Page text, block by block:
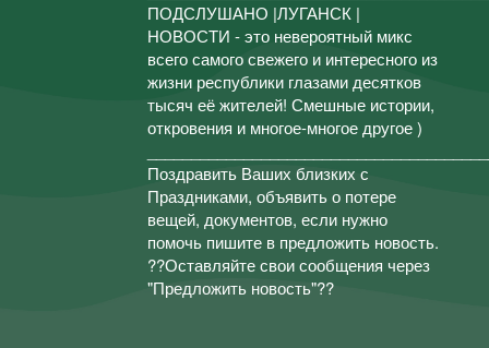
ПОДСЛУШАНО |ЛУГАНСК |
НОВОСТИ - это невероятный микс
всего самого свежего и интересного из
жизни республики глазами десятков
тысяч её жителей! Смешные истории,
откровения и многое-многое другое )
Поздравить Ваших близких с
Праздниками, объявить о потере
вещей, документов, если нужно
помочь пишите в предложить новость.
??Оставляйте свои сообщения через
"Предложить новость"??